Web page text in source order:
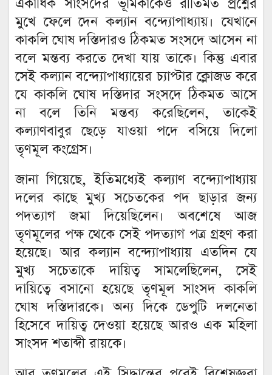
একাধিক সাংসদের ভূমিকাকেও রীতিমত প্রশ্নের
মুখে ফেলে দেন কল্যান বন্দ্যোপাধ্যায়। যেখানে
কাকলি ঘোষ দস্তিদারও ঠিকমত সংসদে আসেন না
বলে মন্তব্য করতে দেখা যায় তাকে। কিন্তু এবার
সেই কল্যান বন্দ্যোপাধ্যায়ের চ্যাপ্টার ক্লোজড করে
যে কাকলি ঘোষ দস্তিদার সংসদে ঠিকমত আসে
না বলে তিনি মন্তব্য করেছিলেন, তাকেই
কল্যাণবাবুর ছেড়ে যাওয়া পদে বসিয়ে দিলো
তৃণমূল কংগ্রেস।
জানা গিয়েছে, ইতিমধ্যেই কল্যাণ বন্দ্যোপাধ্যায়
দলের কাছে মুখ্য সচেতকের পদ ছাড়ার জন্য
পদত্যাগ জমা দিয়েছিলেন। অবশেষে আজ
তৃণমূলের পক্ষ থেকে সেই পদত্যাগ পত্র গ্রহণ করা
হয়েছে। আর কল্যান বন্দ্যোপাধ্যায় এতদিন যে
মুখ্য সচেতাকে দায়িত্ব সামলেছিলেন, সেই
দায়িত্বে বসানো হয়েছে তৃণমূল সাংসদ কাকলি
ঘোষ দস্তিদারকে। অন্য দিকে ডেপুটি দলনেতা
হিসেবে দায়িত্ব দেওয়া হয়েছে আরও এক মহিলা
সাংসদ শতাব্দী রায়কে।